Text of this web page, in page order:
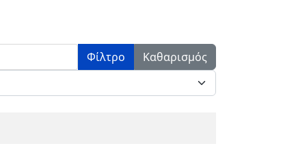
Φίλτρο
Καθαρισμός